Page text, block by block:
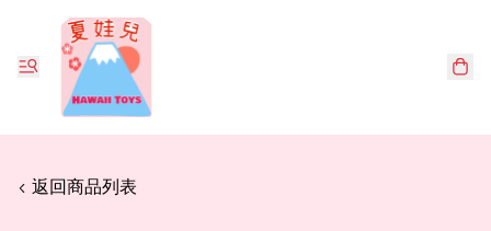
< 返回商品列表